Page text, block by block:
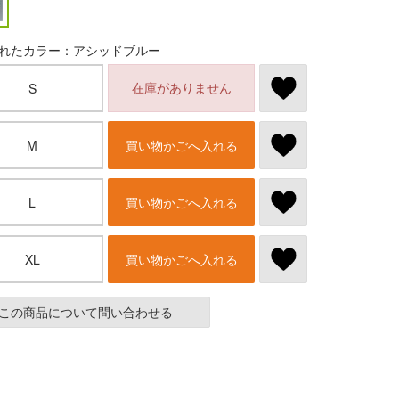
たカラー：アシッドブルー
S 在庫がありません
M 買い物かごへ入れる
L 買い物かごへ入れる
XL 買い物かごへ入れる
の商品について問い合わせる